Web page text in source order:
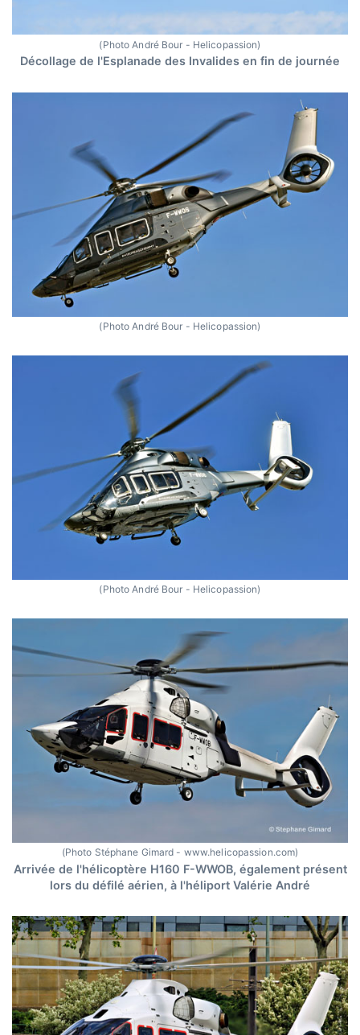
(Photo André Bour - Helicopassion)
Décollage de l'Esplanade des Invalides en fin de journée
(Photo André Bour - Helicopassion)
(Photo André Bour - Helicopassion)
(Photo Stéphane Gimard - www.helicopassion.com)
Arrivée de l'hélicoptère H160 F-WWOB, également présent
lors du défilé aérien, à l'héliport Valérie André